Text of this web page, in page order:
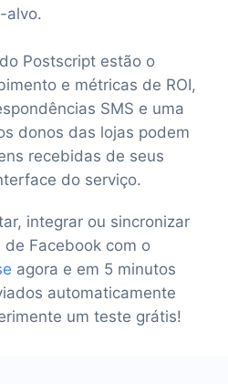
alvo.
Postscript estão o
e métricas de ROI,
SMS e uma
donos das lojas podem
recebidas de seus
do serviço.
integrar ou sincronizar
Facebook com o
agora e em 5 minutos
automaticamente
um teste grátis!